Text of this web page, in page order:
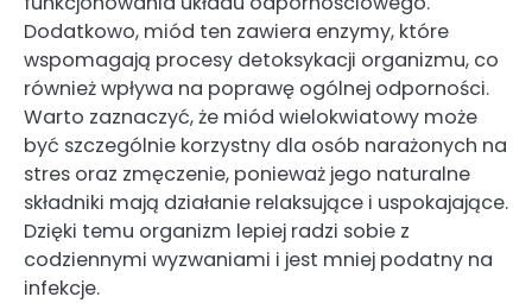
Dodatkowo, miód ten zawiera enzymy, które
wspomagają procesy detoksykacji organizmu, co
również wpływa na poprawę ogólnej odporności.
Warto zaznaczyć, że miód wielokwiatowy może
być szczególnie korzystny dla osób narażonych na
stres oraz zmęczenie, ponieważ jego naturalne
składniki mają działanie relaksujące i uspokajające.
Dzięki temu organizm lepiej radzi sobie z
codziennymi wyzwaniami i jest mniej podatny na
infekcje.